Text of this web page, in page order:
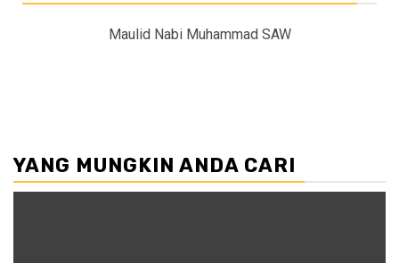
Maulid Nabi Muhammad SAW
YANG MUNGKIN ANDA CARI